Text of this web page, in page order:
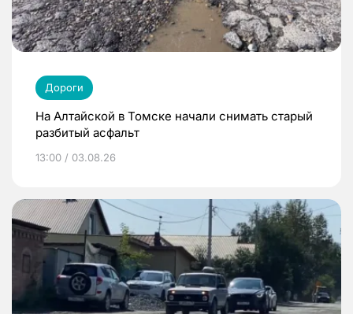
Дороги
На Алтайской в Томске начали снимать старый
разбитый асфальт
13:00 / 03.08.26